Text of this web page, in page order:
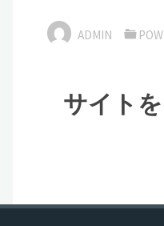
ADMIN
サイト